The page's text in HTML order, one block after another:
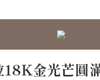
18K金光芒圓